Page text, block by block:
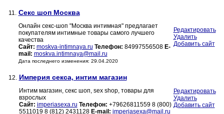
11. Секс шоп Москва
Онлайн секс-шоп "Москва интимная" предлагает
покупателям интимные товары самого лучшего
качества
Сайт: moskva-intimnaya.ru Телефон: 84997556508 E-
mail: moskva.intimnaya@mail.ru
Дата последнего изменения: 29.04.2020
Редактировать
Удалить
Добавить сайт
12. Империя секса, интим магазин
Интим магазин, секс шоп, sex shop, товары для
взрослых
Сайт: imperiasexa.ru Телефон: +79626811559 8 (800)
5511019 8 (812) 2431128 E-mail: imperiasexa@mail.ru
Редактировать
Удалить
Добавить сайт